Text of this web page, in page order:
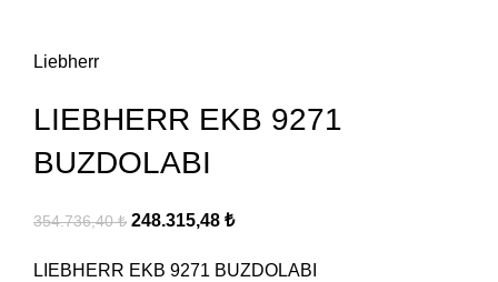
Liebherr
LIEBHERR EKB 9271
BUZDOLABI
354.736,40₺ 248.315,48 ₺
LIEBHERR EKB 9271 BUZDOLABI